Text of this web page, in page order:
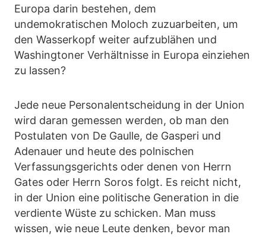
Europa darin bestehen, dem
undemokratischen Moloch zuzuarbeiten, um
den Wasserkopf weiter aufzublähen und
Washingtoner Verhältnisse in Europa einziehen
zu lassen?
Jede neue Personalentscheidung in der Union
wird daran gemessen werden, ob man den
Postulaten von De Gaulle, de Gasperi und
Adenauer und heute des polnischen
Verfassungsgerichts oder denen von Herrn
Gates oder Herrn Soros folgt. Es reicht nicht,
in der Union eine politische Generation in die
verdiente Wüste zu schicken. Man muss
wissen, wie neue Leute denken, bevor man